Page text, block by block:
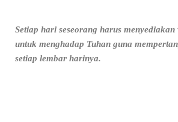
Setiap hari seseorang harus
untuk menghadap Tuhan guna
setiap lembar harinya.